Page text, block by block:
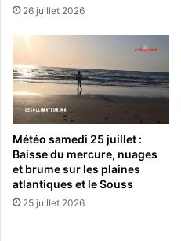
26 juillet 2026
Météo samedi 25 juillet :
Baisse du mercure, nuages
et brume sur les plaines
atlantiques et le Souss
25 juillet 2026